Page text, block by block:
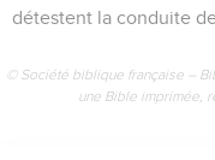
détestent la conduite
© Société biblique française –
une Bible imprimée,